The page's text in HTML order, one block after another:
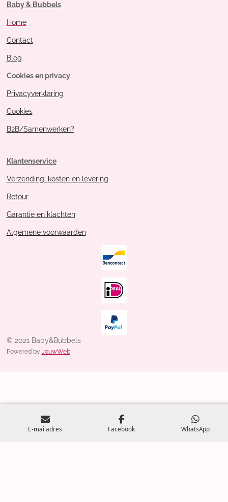
Baby & Bubbels
Home
Contact
Blog
Cookies en privacy
Privacyverklaring
Cookies
B2B/Samenwerken?
Klantenservice
Verzending: kosten en levering
Retour
Garantie en klachten
Algemene voorwaarden
© 2021 Baby&Bubbels
Powered by JouwWeb
E-mailadres Facebook WhatsApp